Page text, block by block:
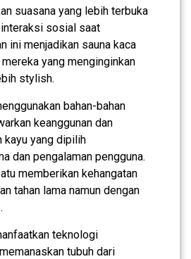
suasana yang lebih terbuka
sosial saat
ini menjadikan sauna kaca
yang menginginkan
stylish.
bahan-bahan
keanggunan dan
kayu yang dipilih
dan pengalaman pengguna.
memberikan kehangatan
tahan lama namun dengan
teknologi
tubuh dari